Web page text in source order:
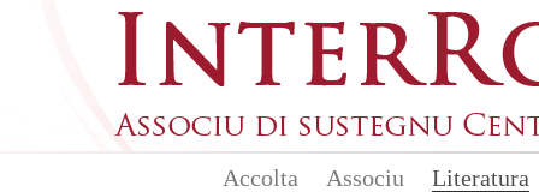
Accolta Associu Literatura